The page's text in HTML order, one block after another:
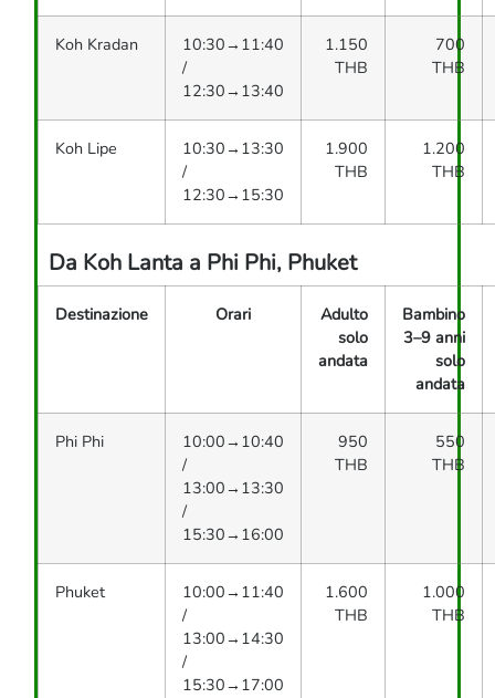
Koh Kradan
10:30→11:40
/
12:30→13:40
1.150
THB
700
THB
Koh Lipe
10:30→13:30
/
12:30→15:30
1.900
THB
1.200
THB
Da Koh Lanta a Phi Phi, Phuket
Destinazione Orari
Adulto
solo
andata
Bambino
3–9 anni
solo
andata
Phi Phi
10:00→10:40
/
13:00→13:30
/
15:30→16:00
950
THB
550
THB
Phuket
10:00→11:40
/
13:00→14:30
/
15:30→17:00
1.600
THB
1.000
THB